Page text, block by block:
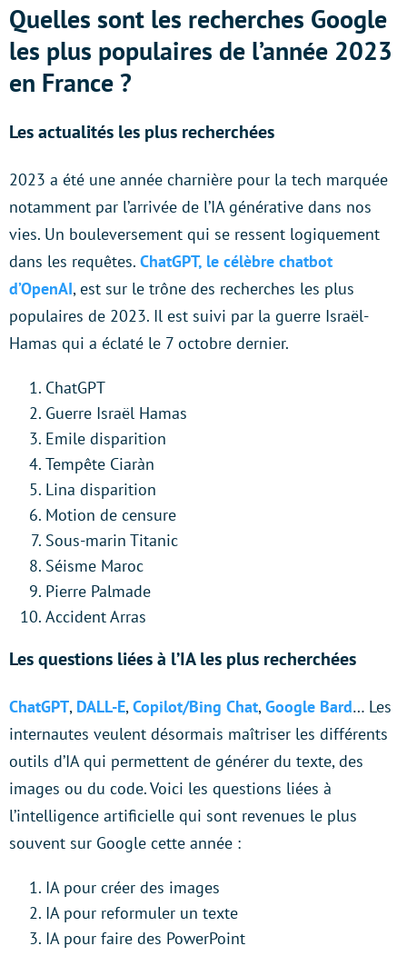
Quelles sont les recherches Google
les plus populaires de l’année 2023
en France ?
Les actualités les plus recherchées
2023 a été une année charnière pour la tech marquée
notamment par l’arrivée de l’IA générative dans nos
vies. Un bouleversement qui se ressent logiquement
dans les requêtes. ChatGPT, le célèbre chatbot
d’OpenAI, est sur le trône des recherches les plus
populaires de 2023. Il est suivi par la guerre Israël-
Hamas qui a éclaté le 7 octobre dernier.
ChatGPT
Guerre Israël Hamas
Emile disparition
Tempête Ciaràn
Lina disparition
Motion de censure
Sous-marin Titanic
Séisme Maroc
Pierre Palmade
Accident Arras
Les questions liées à l’IA les plus recherchées
ChatGPT, DALL-E,Copilot/Bing Chat,Google Bard… Les
internautes veulent désormais maîtriser les différents
outils d’IA qui permettent de générer du texte, des
images ou du code. Voici les questions liées à
l’intelligence artificielle qui sont revenues le plus
souvent sur Google cette année :
IA pour créer des images
IA pour reformuler un texte
IA pour faire des PowerPoint